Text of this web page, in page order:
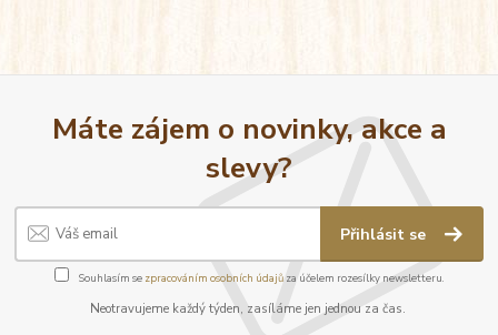
Máte zájem o novinky, akce a
slevy?
Přihlásit se
Souhlasím se zpracováním osobních údajůza účelem rozesílky newsletteru.
Neotravujeme každý týden, zasíláme jen jednou za čas.